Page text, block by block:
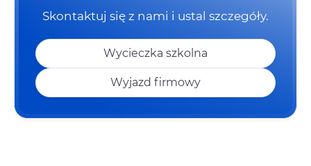
Skontaktuj się z nami i ustal szczegóły.
Wycieczka szkolna
Wyjazd firmowy